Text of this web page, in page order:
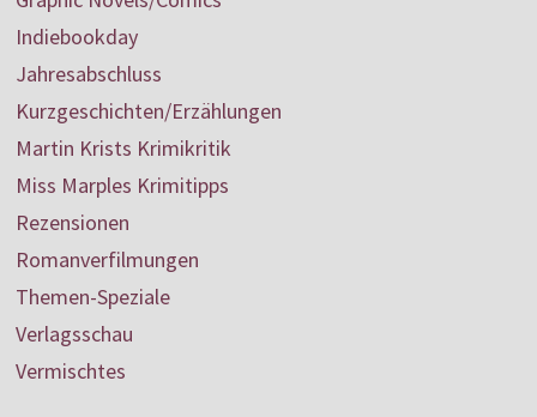
Indiebookday
Jahresabschluss
Kurzgeschichten/Erzählungen
Martin Krists Krimikritik
Miss Marples Krimitipps
Rezensionen
Romanverfilmungen
Themen-Speziale
Verlagsschau
Vermischtes